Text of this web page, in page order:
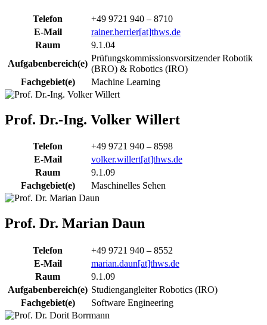
Telefon
+49 9721 940 – 8710
E-Mail
rainer.herrler[at]thws.de
Raum
9.1.04
Aufgabenbereich(e)
Prüfungskommissionsvorsitzender Robotik
(BRO) & Robotics (IRO)
Fachgebiet(e)
Machine Learning
Prof. Dr.-Ing. Volker Willert
Telefon
+49 9721 940 – 8598
E-Mail
volker.willert[at]thws.de
Raum
9.1.09
Fachgebiet(e)
Maschinelles Sehen
Prof. Dr. Marian Daun
Telefon
+49 9721 940 – 8552
E-Mail
marian.daun[at]thws.de
Raum
9.1.09
Aufgabenbereich(e) Studiengangleiter Robotics (IRO)
Fachgebiet(e)
Software Engineering